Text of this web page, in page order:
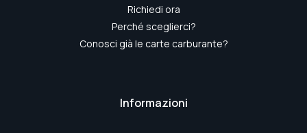
Richiedi ora
Perché sceglierci?
Conosci già le carte carburante?
Informazioni